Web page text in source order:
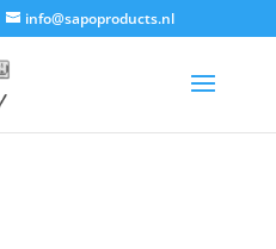
info@sapoproducts.nl